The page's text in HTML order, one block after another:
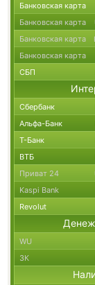
Банковская карта
Банковская карта
Банковская карта
Банковская карта
СБП
Сбербанк
Альфа-Банк
Т-Банк
ВТБ
Приват 24
Kaspi Bank
Revolut
WU
ЗК